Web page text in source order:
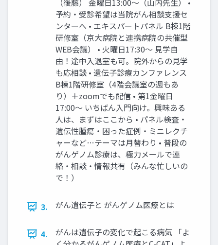
（後藤） 金曜日13:00〜（山内先生） •
予約・受診希望は当院がん相談支援セ
ンターへ • エキスパートパネル B棟1階
研修室（京大病院と連携病院の共催型
WEB会議） • 火曜日17:30〜 見学自
由！途中入退室も可。院外からの見学
も応相談 • 遺伝子診療カンファレンス
B棟1階研修室（4階会議室の週もあ
り）＋zoomでも配信 • 第1金曜日
17:00〜 いちばん入門向け。興味ある
人は、まずはここから • パネル検査・
遺伝性腫瘍・困った症例・ミニレクチ
ャーなど…テーマは月替わり • 普段の
がんゲノム診療は、極力メールで連
絡・相談・情報共有（みんな忙しいの
で！）
3. がん遺伝子と がんゲノム医療とは
4.
がんは遺伝子の変化で起こる病気 「よ